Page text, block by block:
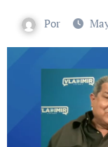
Por